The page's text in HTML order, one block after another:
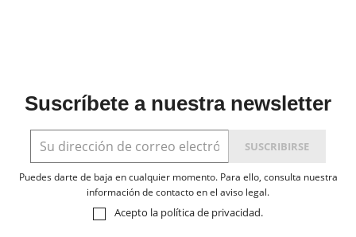
Suscríbete a nuestra newsletter
Puedes darte de baja en cualquier momento. Para ello, consulta nuestra
información de contacto en el aviso legal.
Acepto la política de privacidad.